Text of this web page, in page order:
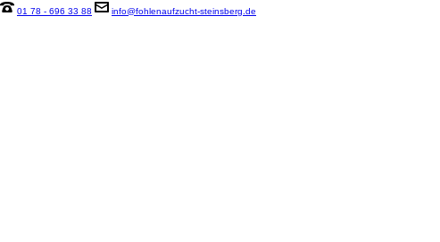
01 78 - 696 33 88 info@fohlenaufzucht-steinsberg.de